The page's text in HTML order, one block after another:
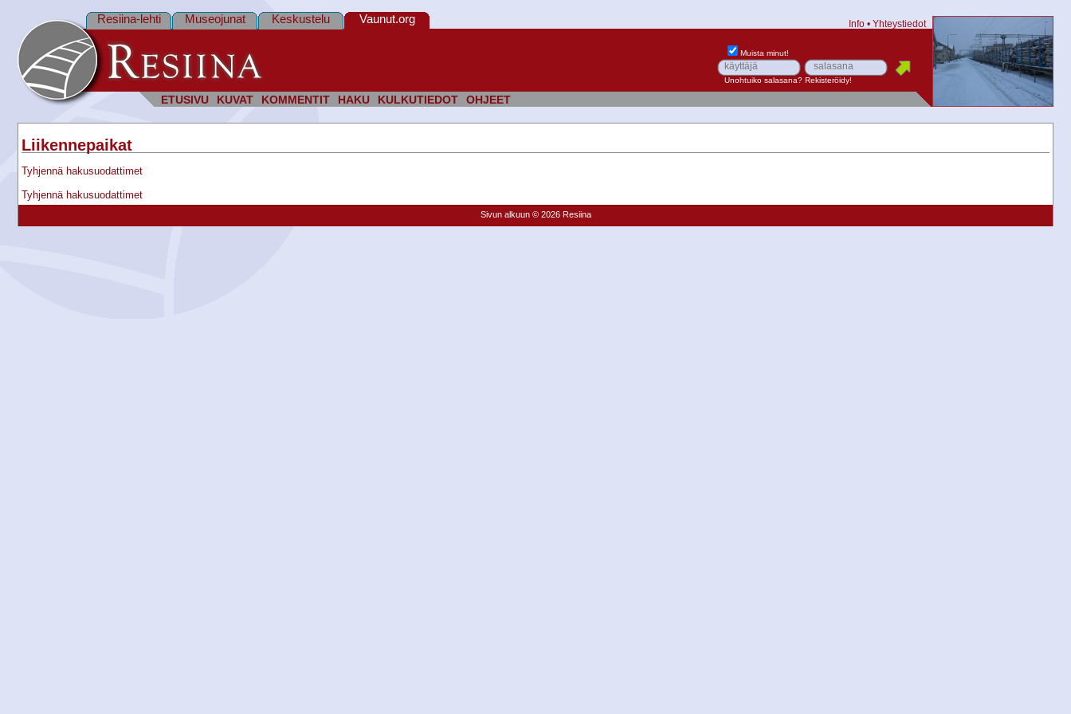
ETUSIVU KUVAT KOMMENTIT HAKU KULKUTIEDOT OHJEET
Resiina-lehti Museojunat Keskustelu Vaunut.org Info • Yhteystiedot
Muista minut!
Unohtuiko salasana? Rekisteröidy!
Liikennepaikat
Tyhjennä hakusuodattimet
Tyhjennä hakusuodattimet
Sivun alkuun © 2026 Resiina